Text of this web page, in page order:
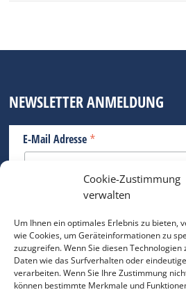
Cookie-Zustimmung
verwalten
Um Ihnen ein optimales Erlebnis zu bieten,
wie Cookies, um Geräteinformationen zu
zuzugreifen. Wenn Sie diesen
Daten wie das Surfverhalten oder
verarbeiten. Wenn Sie Ihre Zustimmung
können bestimmte Merkmale und
NEWSLETTER ANMELDUNG
E-Mail Adresse *
Bitte geben Sie Ihre E-Mail Adresse ein.